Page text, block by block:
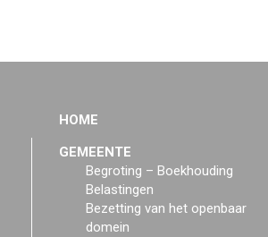
HOME
GEMEENTE
Begroting – Boekhouding
Belastingen
Bezetting van het openbaar
domein